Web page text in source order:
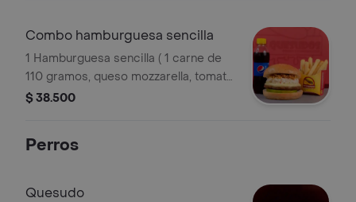
Combo hamburguesa sencilla
1 Hamburguesa sencilla ( 1 carne de
110 gramos, queso mozzarella, tomate
y salsas). acompañado de papas a la
$ 38.500
Perros
Quesudo